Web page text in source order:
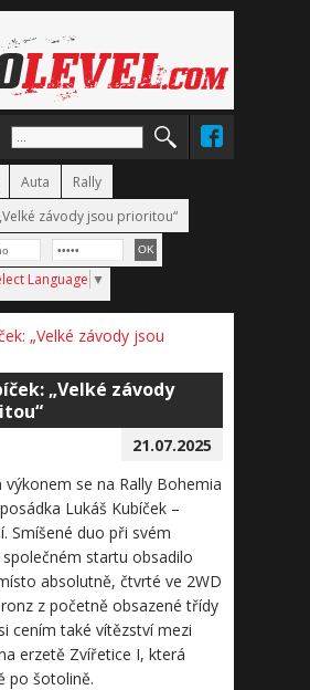
Auta
Rally
závody jsou prioritou“
Language ▼
„Velké závody
21.07.2025
výkonem se na Rally Bohemia
Lukáš Kubíček –
Smíšené duo při svém
startu obsadilo
absolutně, čtvrté ve 2WD
z početně obsazené třídy
cením také vítězství mezi
erzetě Zvířetice I, která
po šotolině.